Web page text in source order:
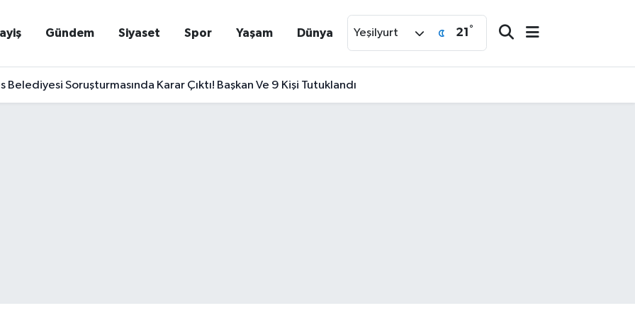
Gündem Siyaset Spor Yaşam Dünya Yeşilyurt 21 °
Soruşturmasında Karar Çıktı! Başkan Ve 9 Kişi Tutuklandı